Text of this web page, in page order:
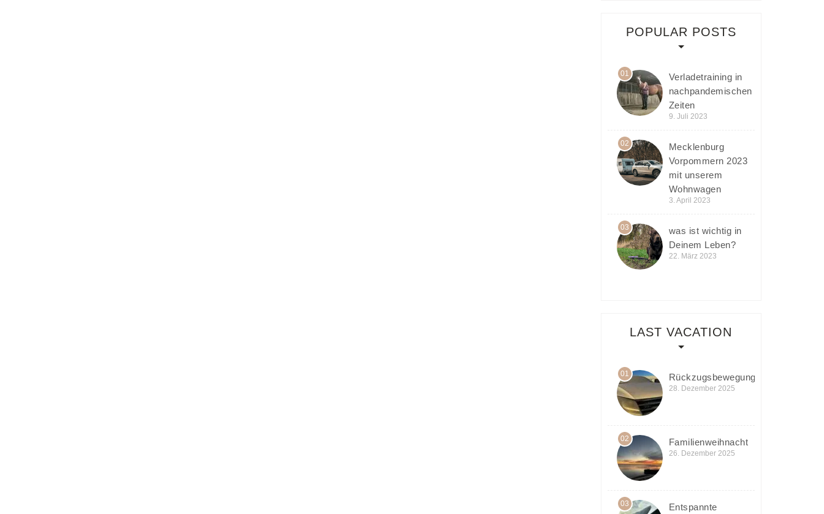
POPULAR POSTS
01
Verladetraining in
nachpandemischen
Zeiten
9. Juli 2023
02
Mecklenburg
Vorpommern 2023
mit unserem
Wohnwagen
3. April 2023
03
was ist wichtig in
Deinem Leben?
22. März 2023
LAST VACATION
01 Rückzugsbewegung
28. Dezember 2025
02 Familienweihnacht
26. Dezember 2025
03
Entspannte